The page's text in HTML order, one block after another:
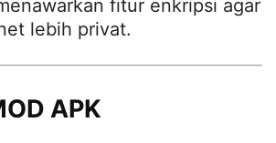
fitur enkripsi agar
lebih privat.
APK